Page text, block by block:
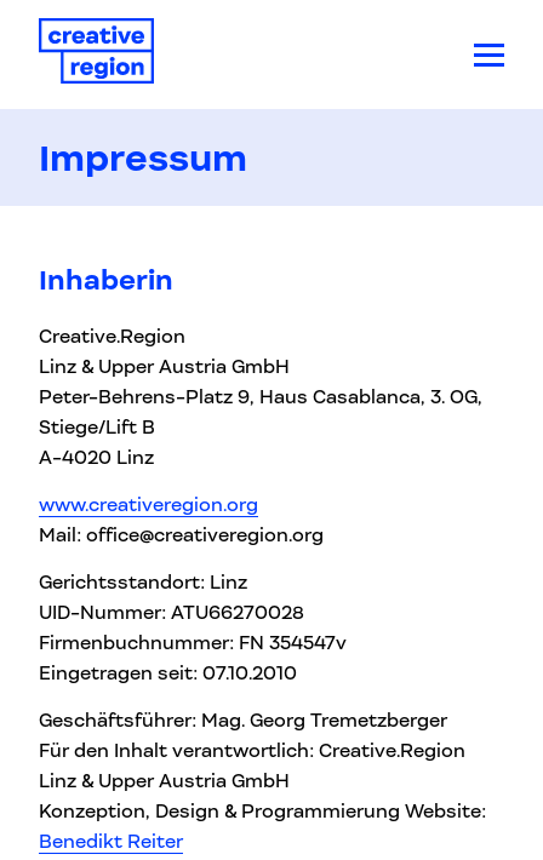
Impressum
Inhaberin
Creative.Region
Linz & Upper Austria GmbH
Peter-Behrens-Platz 9, Haus Casablanca, 3. OG,
Stiege/Lift B
A-4020 Linz
www.creativeregion.org
Mail: office@creativeregion.org
Gerichtsstandort: Linz
UID-Nummer: ATU66270028
Firmenbuchnummer: FN 354547v
Eingetragen seit: 07.10.2010
Geschäftsführer: Mag. Georg Tremetzberger
Für den Inhalt verantwortlich: Creative.Region
Linz & Upper Austria GmbH
Konzeption, Design & Programmierung Website:
Benedikt Reiter